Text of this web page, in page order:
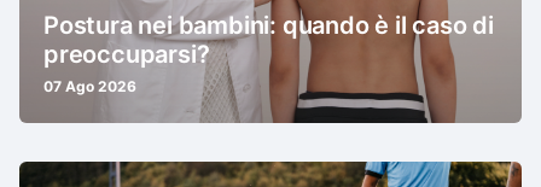
Postura nei bambini: quando è il caso di
preoccuparsi?
07 Ago 2026